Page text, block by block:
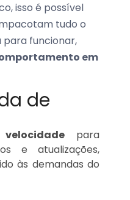
isso é possível
tudo o
para funcionar,
em
de
para
e atualizações,
às demandas do